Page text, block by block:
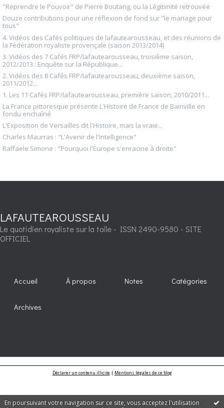
En poursuivant votre navigation sur ce site, vous acceptez l'utilisation
"Reprendre le Pouvoir" de Pierre Boutang, ou la Légitimité retrouvée
Douze contributions pour une réflexion de fond sur "le mariage pour
tous"
4. Vidéos des Cafés politiques de lafautearousseau, et des réunions de
la Fédération royaliste provençale (saison 2013/2014)
3. Vidéos des 7 Cafés FRP/lafautearousseau, troisième saison,
2012/2013 : Enquête sur la République...
2. Vidéos des 8 Cafés FRP/lafautearousseau, deuxième saison,
2011/2012...
1. Les 11 Cafés FRP/lafautearousseau, première saison, 2010/2011...
La France pittoresque présente L'Histoire de France de Bainville en
fondu enchaîné
L'Exposition de Versailles dit l'Histoire, mais la vraie...
Charles Maurras : "L'Avenir de l'Intelligence"
Raffaele Simone : "Pourquoi l'Europe s'enracine à droite"
LAFAUTEAROUSSEAU
Le quotidien royaliste sur la toile - ISSN 2490-9580 - SITE
OFFICIEL
Accueil À propos Notes Catégories
Archives
Déclarer un contenu illicite| Mentions légales de ce blog